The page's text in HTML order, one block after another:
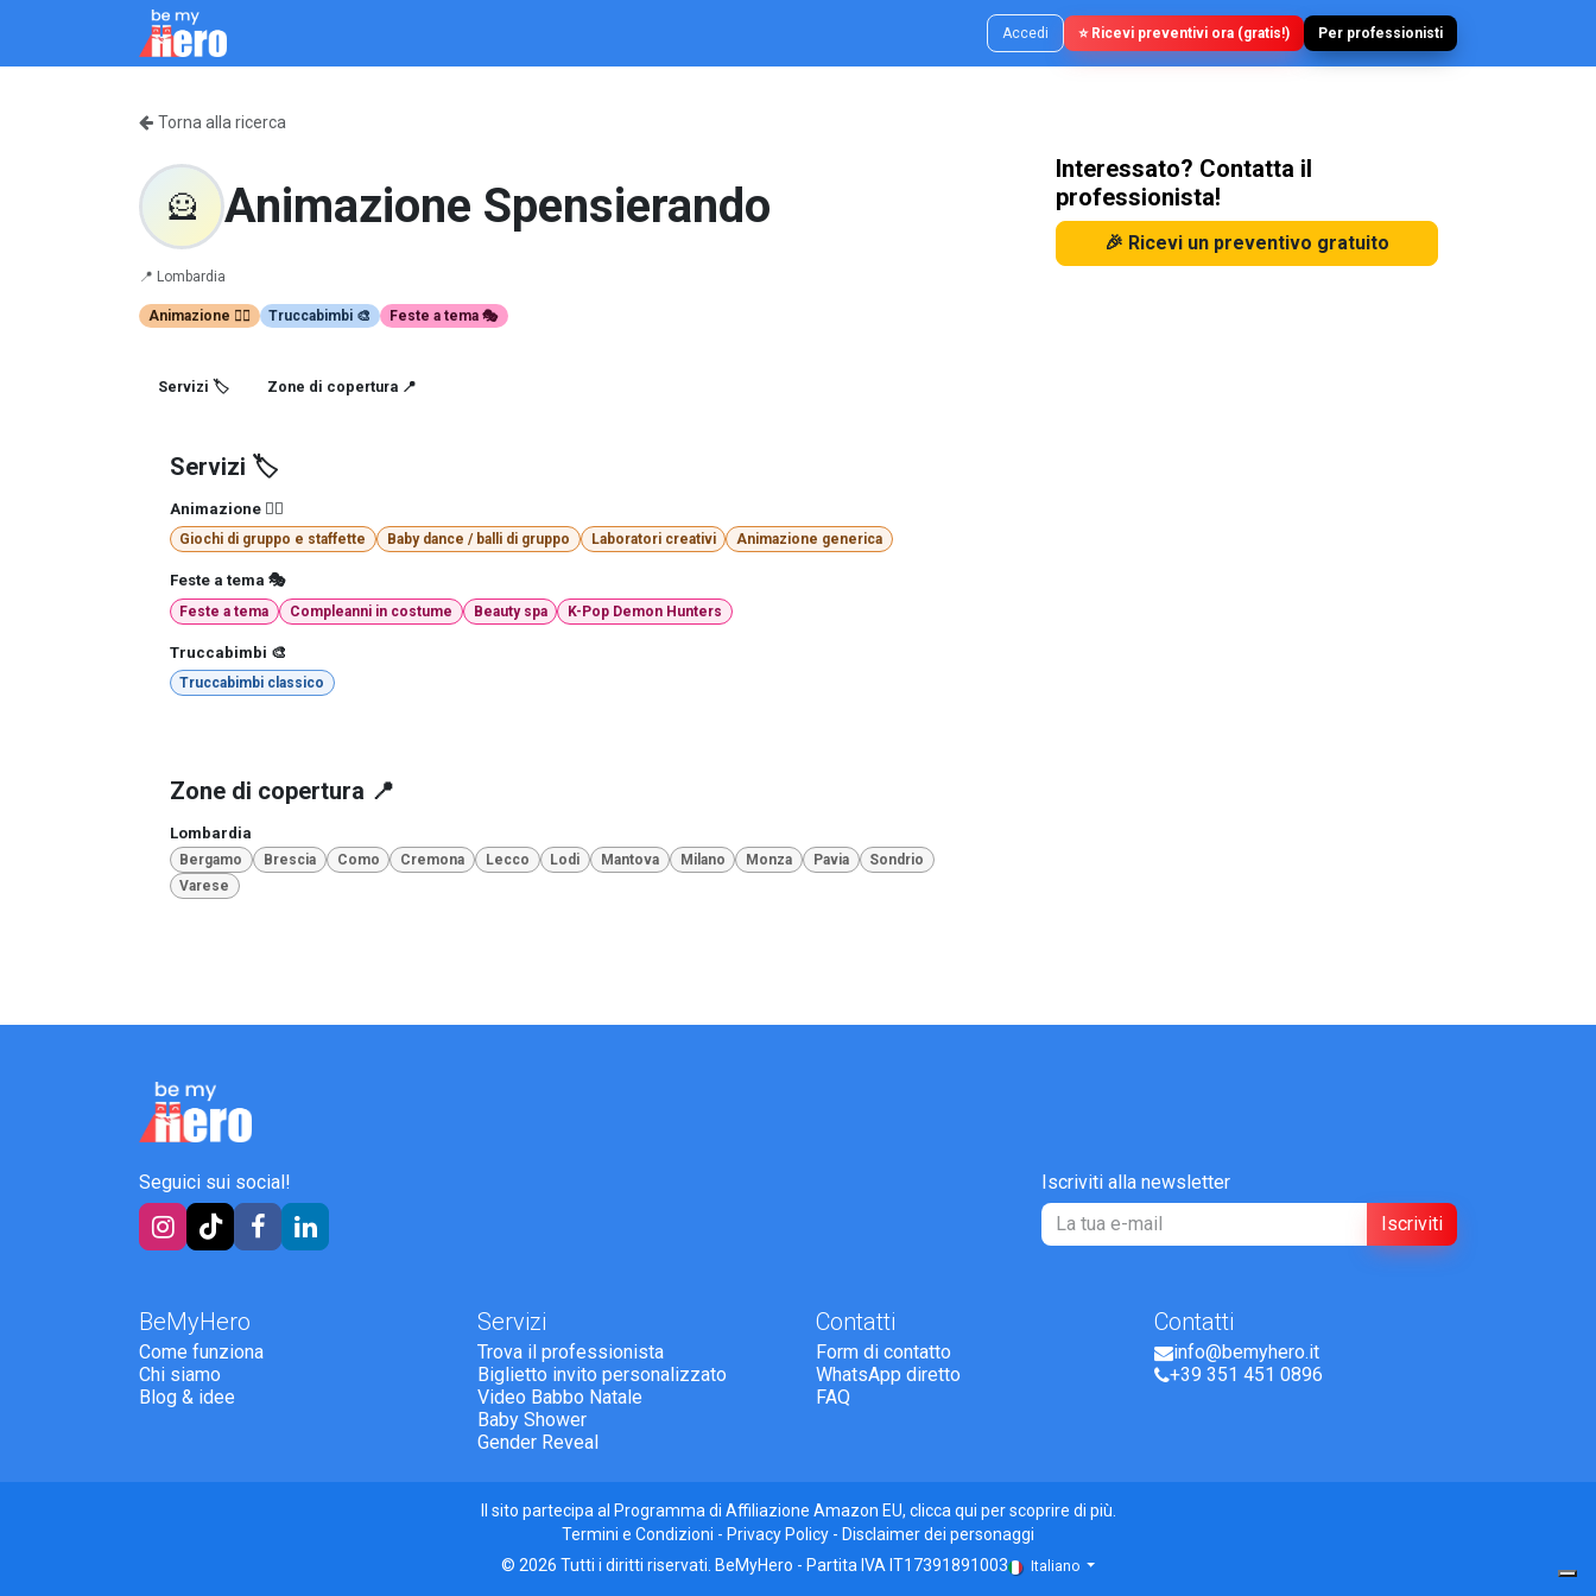
Passa al contenuto
Accedi ⭐ Ricevi preventivi ora (gratis!) Per professionisti
Torna alla ricerca
🦸 Animazione Spensierando
📍 Lombardia
Animazione 🤹‍♂️ Truccabimbi 🎨 Feste a tema 🎭
Servizi 🏷️ Zone di copertura 📍
Servizi 🏷️
Animazione 🤹‍♂️
Giochi di gruppo e staffette Baby dance / balli di gruppo Laboratori creativi Animazione generica
Feste a tema 🎭
Feste a tema Compleanni in costume Beauty spa K-Pop Demon Hunters
Truccabimbi 🎨
Truccabimbi classico
Zone di copertura 📍
Lombardia
Bergamo Brescia Como Cremona Lecco Lodi Mantova Milano Monza Pavia
Sondrio
Varese
Interessato? Contatta il
professionista!
🎉 Ricevi un preventivo gratuito
Seguici sui social!
Iscriviti alla newsletter
Iscriviti
BeMyHero
Come funziona
Chi siamo
Blog & idee
Servizi
Trova il professionista
Biglietto invito personalizzato
Video Babbo Natale
Baby Shower
Gender Reveal
Contatti
Form di contatto
WhatsApp diretto
FAQ
Contatti
info@bemyhero.it
+39 351 451 0896
Il sito partecipa al Programma di Affiliazione Amazon EU, clicca qui per scoprire di più.
Termini e Condizioni - Privacy Policy - Disclaimer dei personaggi
© 2026 Tutti i diritti riservati. BeMyHero - Partita IVA IT17391891003
Italiano